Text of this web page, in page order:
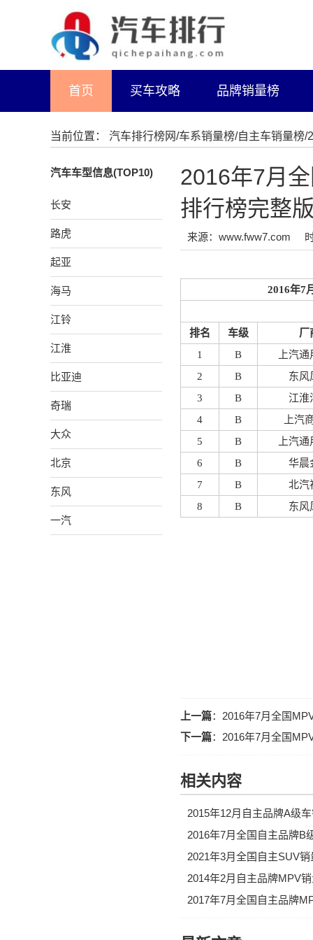
首页 买车攻略 品牌销量榜
当前位置： 汽车排行榜网/车系销量榜/自主车销量榜/
汽车车型信息(TOP10)
长安
路虎
起亚
海马
江铃
江淮
比亚迪
奇瑞
大众
北京
东风
一汽
2016年7月
排行榜完整
来源：www.fww7.com
2016年7
排名 车级
厂
1
B
上汽
2
B
东风
3
B
江淮
4
B
上汽
5
B
上汽
6
B
华晨
7
B
北汽
8
B 东风
上一篇： 2016年7月全国
下一篇： 2016年7月全国
相关内容
2015年12月自主品牌A级
2016年7月全国自主品牌B
2021年3月全国自主SUV
2014年2月自主品牌MPV
2017年7月全国自主品牌